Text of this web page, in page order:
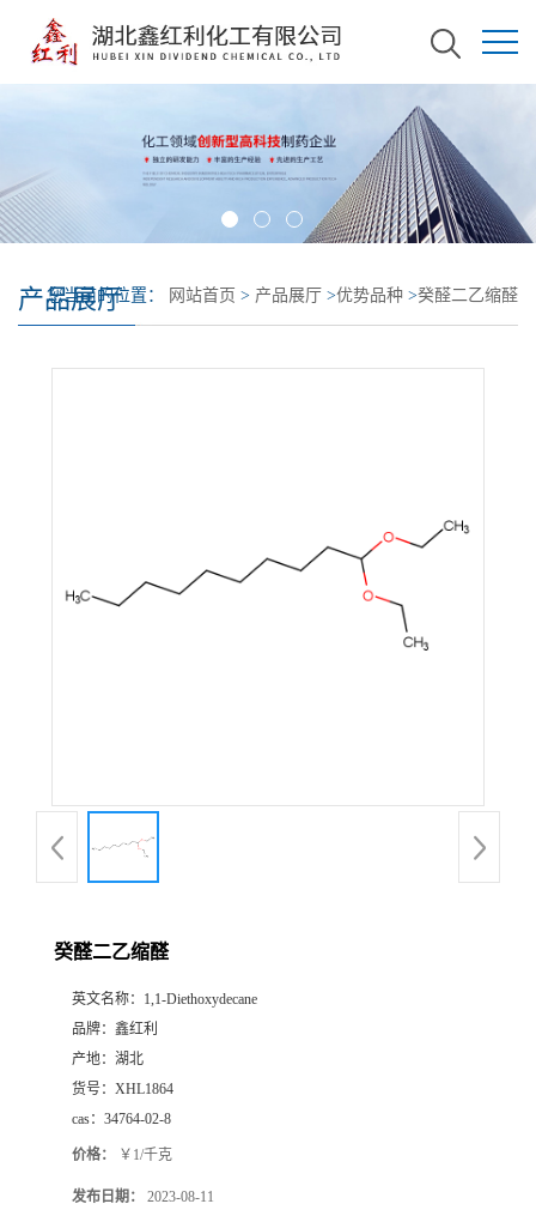
产品展厅
您当前的位置： 网站首页 > 产品展厅 >优势品种 >癸醛二乙缩醛
癸醛二乙缩醛
英文名称： 1,1-Diethoxydecane
品牌： 鑫红利
产地： 湖北
货号： XHL1864
cas： 34764-02-8
价格： ￥1/千克
发布日期： 2023-08-11